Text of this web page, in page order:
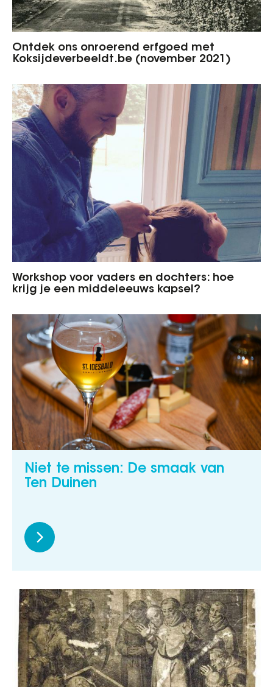
Ontdek ons onroerend erfgoed met
Koksijdeverbeeldt.be (november 2021)
Workshop voor vaders en dochters: hoe
krijg je een middeleeuws kapsel?
Niet te missen: De smaak van
Ten Duinen